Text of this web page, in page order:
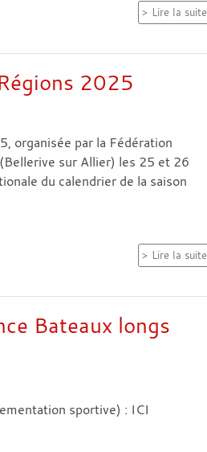
Lire la suite
2025
organisée par la Fédération
sur Allier) les 25 et 26
du calendrier de la saison
Lire la suite
Bateaux longs
sportive) : ICI